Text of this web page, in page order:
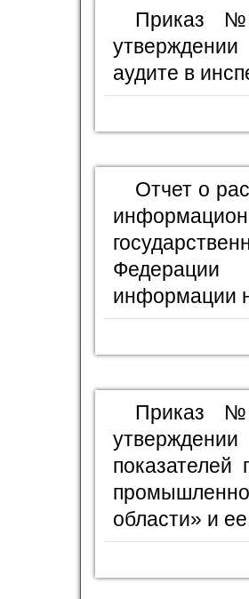
Приказ
аудите в
Отчет о
информации
Приказ
показателей
области» и